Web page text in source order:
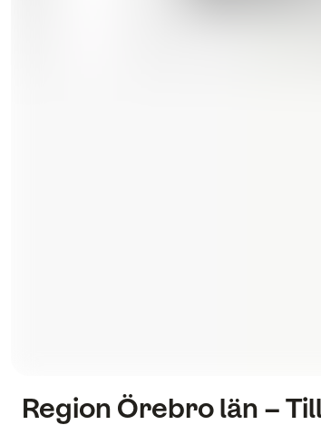
Region Örebro län –